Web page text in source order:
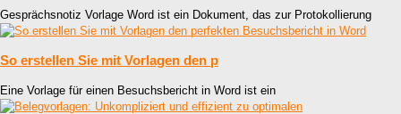
Gesprächsnotiz Vorlage Word ist ein Dokument, das zur Protokollierung
So erstellen Sie mit Vorlagen den p
Eine Vorlage für einen Besuchsbericht in Word ist ein